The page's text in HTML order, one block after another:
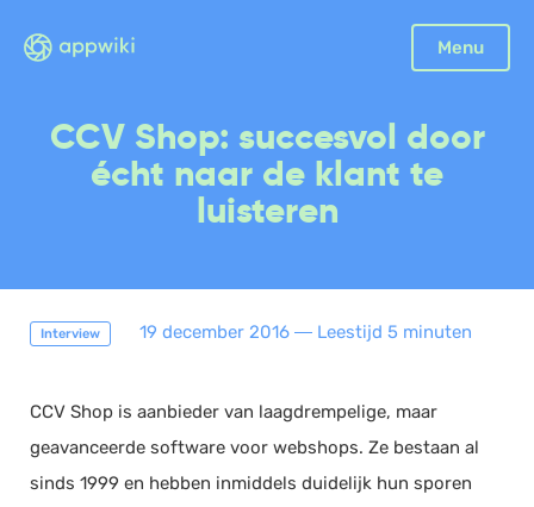
Menu
Facturatie
Aangifte
Declaraties
CRM
Sales
Urenregistratie
CCV Shop: succesvol door
écht naar de klant te
luisteren
Interview 19 december 2016 ― Leestijd 5 minuten
CCV Shop is aanbieder van laagdrempelige, maar
geavanceerde software voor webshops. Ze bestaan al
sinds 1999 en hebben inmiddels duidelijk hun sporen